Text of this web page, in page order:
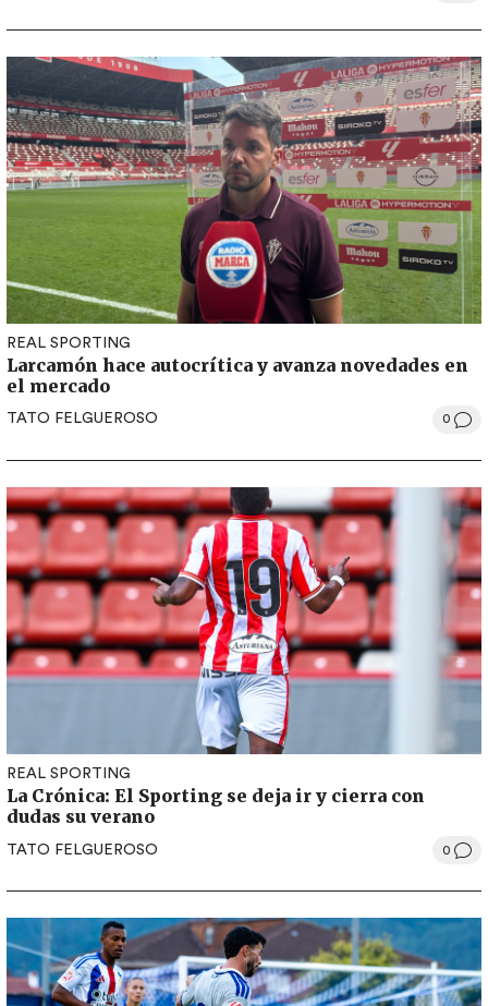
REAL SPORTING
Larcamón hace autocrítica y avanza novedades en
el mercado
TATO FELGUEROSO 0
REAL SPORTING
La Crónica: El Sporting se deja ir y cierra con
dudas su verano
TATO FELGUEROSO 0